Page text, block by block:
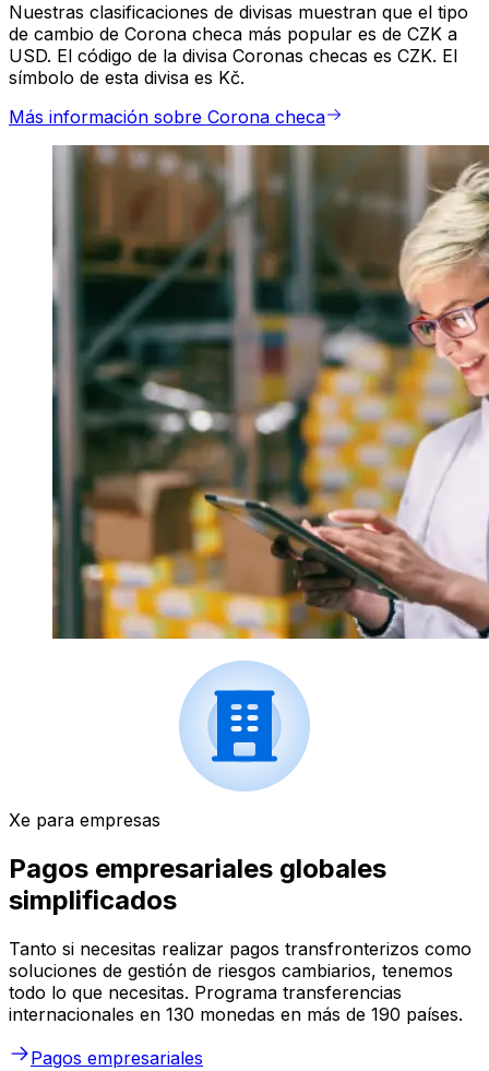
Nuestras clasificaciones de divisas muestran que el tipo
de cambio de Corona checa más popular es de CZK a
USD. El código de la divisa Coronas checas es CZK. El
símbolo de esta divisa es Kč.
Más información sobre Corona checa
Xe para empresas
Pagos empresariales globales
simplificados
Tanto si necesitas realizar pagos transfronterizos como
soluciones de gestión de riesgos cambiarios, tenemos
todo lo que necesitas. Programa transferencias
internacionales en 130 monedas en más de 190 países.
Pagos empresariales